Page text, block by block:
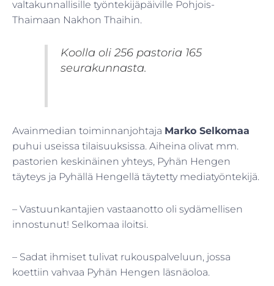
valtakunnallisille työntekijäpäiville Pohjois-
Thaimaan Nakhon Thaihin.
Koolla oli 256 pastoria 165
seurakunnasta.
Avainmedian toiminnanjohtaja Marko Selkomaa
puhui useissa tilaisuuksissa. Aiheina olivat mm.
pastorien keskinäinen yhteys, Pyhän Hengen
täyteys ja Pyhällä Hengellä täytetty mediatyöntekijä.
– Vastuunkantajien vastaanotto oli sydämellisen
innostunut! Selkomaa iloitsi.
– Sadat ihmiset tulivat rukouspalveluun, jossa
koettiin vahvaa Pyhän Hengen läsnäoloa.